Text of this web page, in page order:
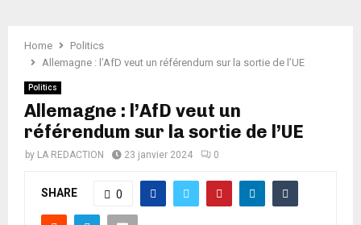
Home
Politics
Allemagne : l’AfD veut un référendum sur la sortie de l’UE
Politics
Allemagne : l’AfD veut un
référendum sur la sortie de l’UE
by LA REDACTION 23 janvier 2024 0
SHARE 0